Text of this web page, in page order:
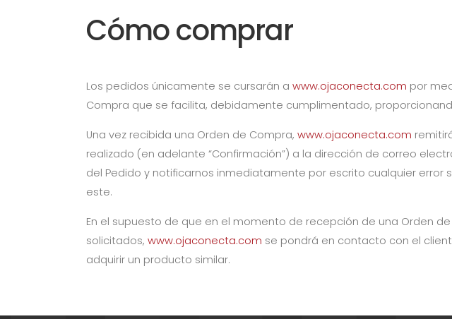
Cómo comprar
Los pedidos únicamente se cursarán a www.ojaconecta.com por
Compra que se facilita, debidamente cumplimentado,
Una vez recibida una Orden de Compra, www.ojaconecta.com
realizado (en adelante “Confirmación”) a la dirección de correo
del Pedido y notificarnos inmediatamente por escrito cualquier error
este.
En el supuesto de que en el momento de recepción de una Orden
solicitados, www.ojaconecta.com se pondrá en contacto con el
adquirir un producto similar.